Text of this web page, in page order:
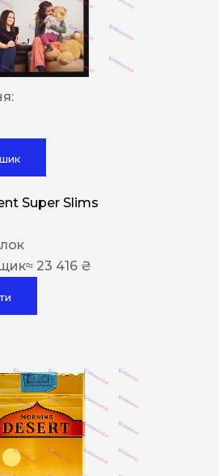
Super Slims
≈ 23 416 ₴